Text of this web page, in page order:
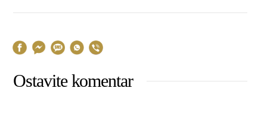
Ostavite komentar